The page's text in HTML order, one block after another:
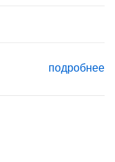
подробнее